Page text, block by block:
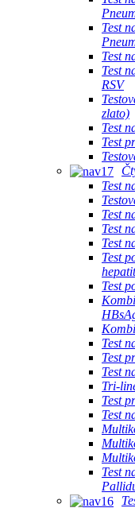
Test
Test
Test
RSV
zlato)
Test
Test
Test
Test
Test
Test
Test
Test
Test
Test
Test
Tri-
Test
Test
Test